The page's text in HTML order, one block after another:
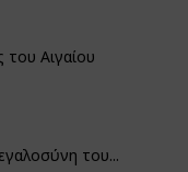
Αιγαίου
του...